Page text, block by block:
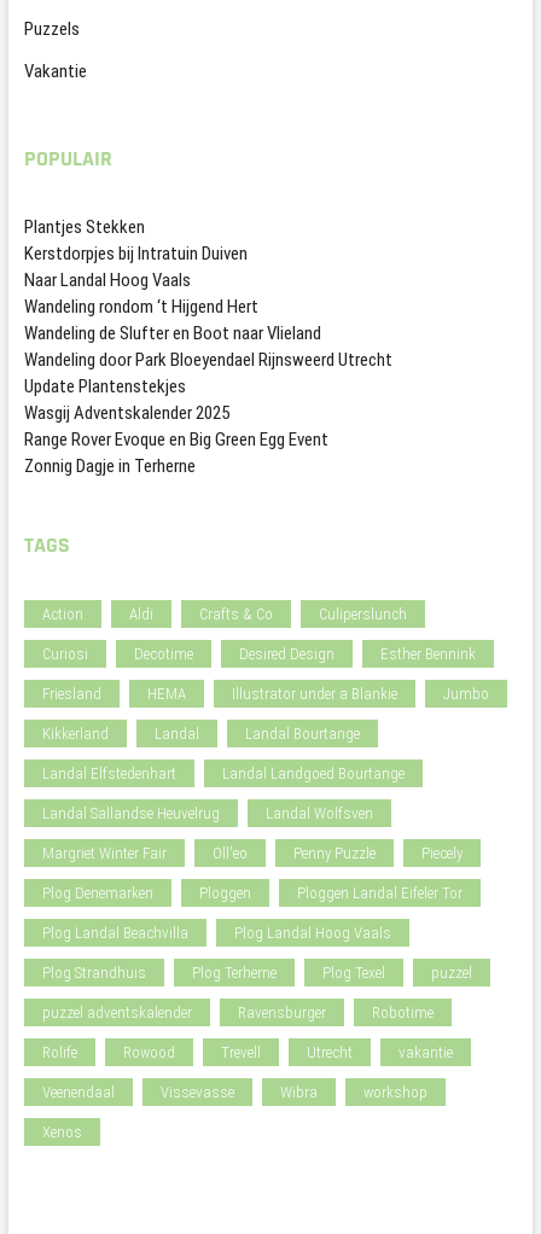
Puzzels
Vakantie
POPULAIR
Plantjes Stekken
Kerstdorpjes bij Intratuin Duiven
Naar Landal Hoog Vaals
Wandeling rondom ‘t Hijgend Hert
Wandeling de Slufter en Boot naar Vlieland
Wandeling door Park Bloeyendael Rijnsweerd Utrecht
Update Plantenstekjes
Wasgij Adventskalender 2025
Range Rover Evoque en Big Green Egg Event
Zonnig Dagje in Terherne
TAGS
Action Aldi Crafts & Co Culiperslunch
Curiosi Decotime Desired Design Esther Bennink
Friesland HEMA Illustrator under a Blankie Jumbo
Kikkerland Landal Landal Bourtange
Landal Elfstedenhart Landal Landgoed Bourtange
Landal Sallandse Heuvelrug Landal Wolfsven
Margriet Winter Fair Oll'eo Penny Puzzle Piecely
Plog Denemarken Ploggen Ploggen Landal Eifeler Tor
Plog Landal Beachvilla Plog Landal Hoog Vaals
Plog Strandhuis Plog Terherne Plog Texel puzzel
puzzel adventskalender Ravensburger Robotime
Rolife Rowood Trevell Utrecht vakantie
Veenendaal Vissevasse Wibra workshop
Xenos